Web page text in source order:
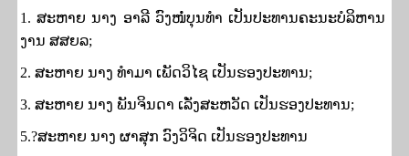
1.ສະຫາຍ ນາງ ອາລີ ວົງໜໍ່ບຸນທໍາ ເປັນປະທານຄະນະບໍລິຫານ
ງານ ສສຍລ;
2. ສະຫາຍ ນາງ ທໍາມາ ເພັດວິໄຊ ເປັນຮອງປະທານ;
3. ສະຫາຍ ນາງ ພັນຈິນດາ ເລັ່ງສະຫວັດ ເປັນຮອງປະທານ;
5.?ສະຫາຍ ນາງ ຜາສຸກ ວົງວິຈິດ ເປັນຮອງປະທານ